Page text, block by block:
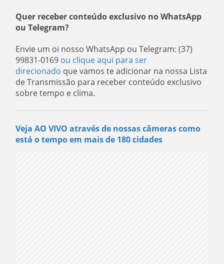
Quer receber conteúdo exclusivo no WhatsApp
ou Telegram?
Envie um oi nosso WhatsApp ou Telegram: (37)
99831-0169 ou clique aqui para ser
direcionado que vamos te adicionar na nossa Lista
de Transmissão para receber conteúdo exclusivo
sobre tempo e clima.
Veja AO VIVO através de nossas câmeras como
está o tempo em mais de 180 cidades